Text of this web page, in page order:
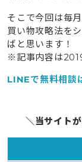
そこで今回は毎
買い物攻略法を
ばと思います！
※記事内容は
LINEで無料相談
＼当サイト